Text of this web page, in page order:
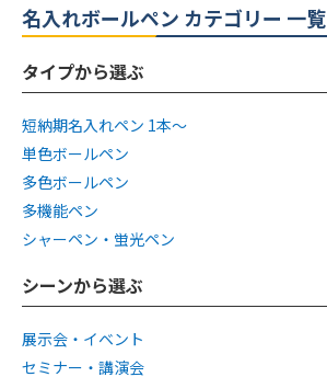
名入れボールペン カテゴリー 一覧
タイプから選ぶ
短納期名入れペン 1本〜
単色ボールペン
多色ボールペン
多機能ペン
シャーペン・蛍光ペン
シーンから選ぶ
展示会・イベント
セミナー・講演会